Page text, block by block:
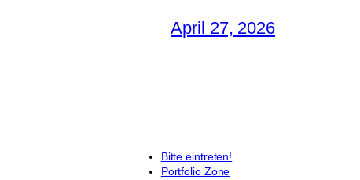
April 27, 2026
Bitte eintreten!
Portfolio Zone